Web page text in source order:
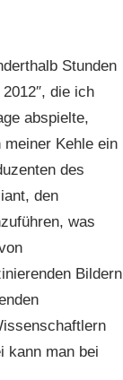
Stunden
die ich
abspielte,
Kehle ein
des
den
was
Bildern
kann man bei